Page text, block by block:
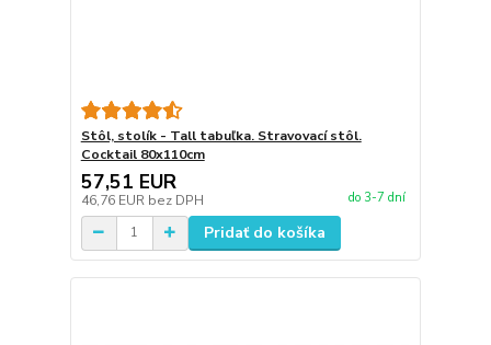
Stôl, stolík - Tall tabuľka. Stravovací stôl.
Cocktail 80x110cm
57,51 EUR
46,76 EUR bez DPH do 3-7 dní
Pridať do košíka